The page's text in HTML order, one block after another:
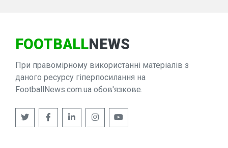
FOOTBALLNEWS
При правомірному використанні матеріалів з
даного ресурсу гіперпосилання на
FootballNews.com.ua обов'язкове.